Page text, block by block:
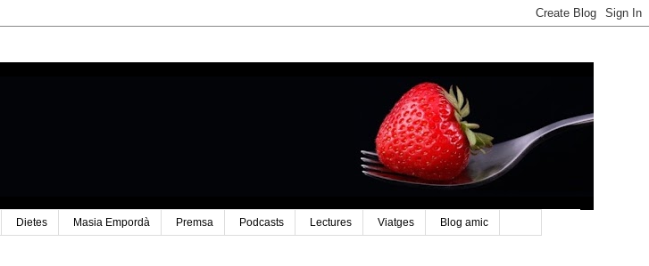
Dietes Masia Empordà Premsa Podcasts Lectures Viatges Blog amic